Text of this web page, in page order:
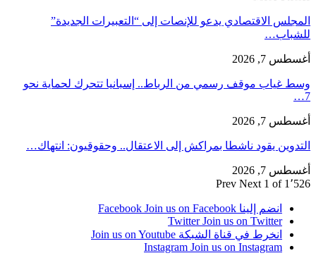
المجلس الاقتصادي يدعو للإنصات إلى “التعبيرات الجديدة”
للشباب…
أغسطس 7, 2026
وسط غياب موقف رسمي من الرباط.. إسبانيا تتحرك لحماية نحو
7…
أغسطس 7, 2026
التدوين يقود ناشطا بمراكش إلى الاعتقال.. وحقوقيون: انتهاك…
أغسطس 7, 2026
Prev Next 1 of 1٬526
انضم إلينا Facebook Join us on Facebook
Twitter Join us on Twitter
انخرط في قناة الشبكة Join us on Youtube
Instagram Join us on Instagram